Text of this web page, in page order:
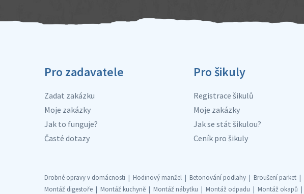
Pro zadavatele
Zadat zakázku
Moje zakázky
Jak to funguje?
Časté dotazy
Pro šikuly
Registrace šikulů
Moje zakázky
Jak se stát šikulou?
Ceník pro šikuly
Drobné opravy v domácnosti Hodinový manžel Betonování podlahy Broušení parket
Montáž digestoře
Montáž kuchyně Montáž nábytku Montáž odpadu Montáž okapů